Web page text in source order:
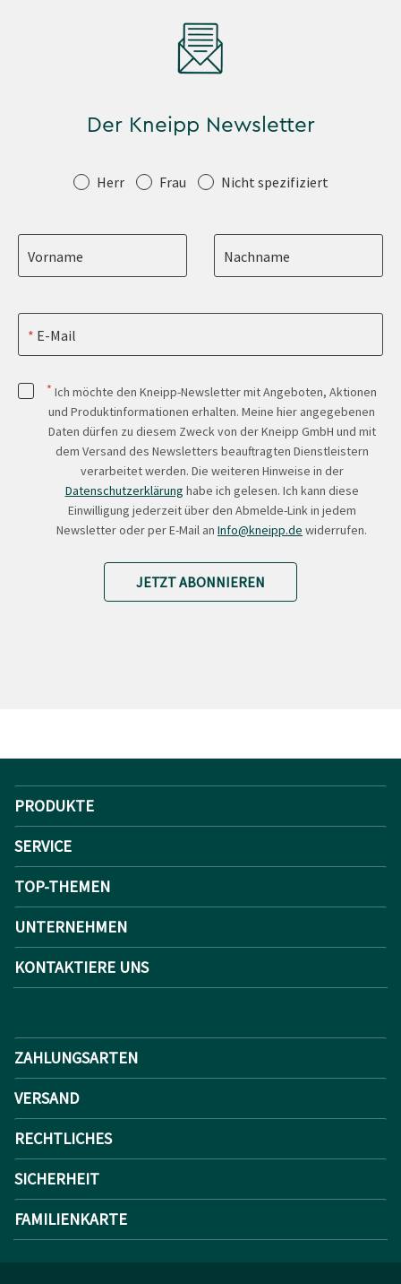
Der Kneipp Newsletter
Anrede Herr Frau Nicht spezifiziert
Vorname Nachname
E-Mail
* Ich möchte den Kneipp-Newsletter mit Angeboten, Aktionen
und Produktinformationen erhalten. Meine hier angegebenen
Daten dürfen zu diesem Zweck von der Kneipp GmbH und mit
dem Versand des Newsletters beauftragten Dienstleistern
verarbeitet werden. Die weiteren Hinweise in der
Datenschutzerklärung habe ich gelesen. Ich kann diese
Einwilligung jederzeit über den Abmelde-Link in jedem
Newsletter oder per E-Mail an Info@kneipp.de widerrufen.
JETZT ABONNIEREN
PRODUKTE
SERVICE
TOP-THEMEN
UNTERNEHMEN
KONTAKTIERE UNS
ZAHLUNGSARTEN
VERSAND
RECHTLICHES
SICHERHEIT
FAMILIENKARTE